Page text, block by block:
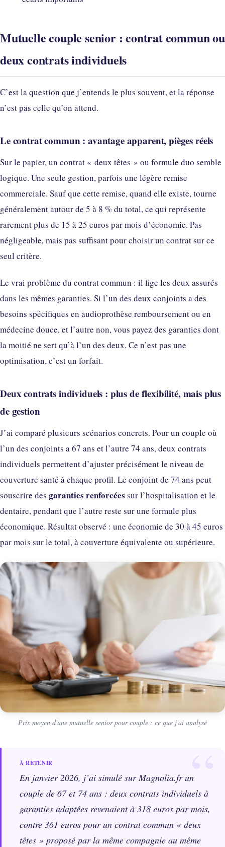
Mutuelle couple senior : contrat commun ou
deux contrats individuels
C’est la question que j’entends le plus souvent, et la réponse
n’est pas celle qu’on attend.
Le contrat commun : avantage apparent, pièges réels
Sur le papier, un contrat « deux têtes » ou formule duo semble
logique. Une seule gestion, parfois une légère remise
commerciale. Sauf que cette remise, quand elle existe, tourne
généralement autour de 5 à 8 % du total, ce qui représente
rarement plus de 15 à 25 euros par mois d’économie. Pas
négligeable, mais pas suffisant pour choisir un contrat sur ce
seul critère.
Le vrai problème du contrat commun : il fige les deux assurés
dans les mêmes garanties. Si l’un des deux conjoints a des
besoins spécifiques en audioprothèse remboursement ou en
médecine douce, et l’autre non, vous payez des garanties dont
la moitié ne sert qu’à l’un des deux. Ce n’est pas une
optimisation, c’est un forfait.
Deux contrats individuels : plus de flexibilité, mais plus
de gestion
J’ai comparé plusieurs scénarios concrets. Pour un couple où
l’un des conjoints a 67 ans et l’autre 74 ans, deux contrats
individuels permettent d’ajuster précisément le niveau de
couverture santé à chaque profil. Le conjoint de 74 ans peut
souscrire des garanties renforcées sur l’hospitalisation et le
dentaire, pendant que l’autre reste sur une formule plus
économique. Résultat observé : une économie de 30 à 45 euros
par mois sur le total, à couverture équivalente ou supérieure.
Prix moyen d'une mutuelle senior pour couple : ce que j'ai analysé
En janvier 2026, j’ai simulé sur Magnolia.fr un
couple de 67 et 74 ans : deux contrats individuels à
garanties adaptées revenaient à 318 euros par mois,
contre 361 euros pour un contrat commun « deux
têtes » proposé par la même compagnie au même